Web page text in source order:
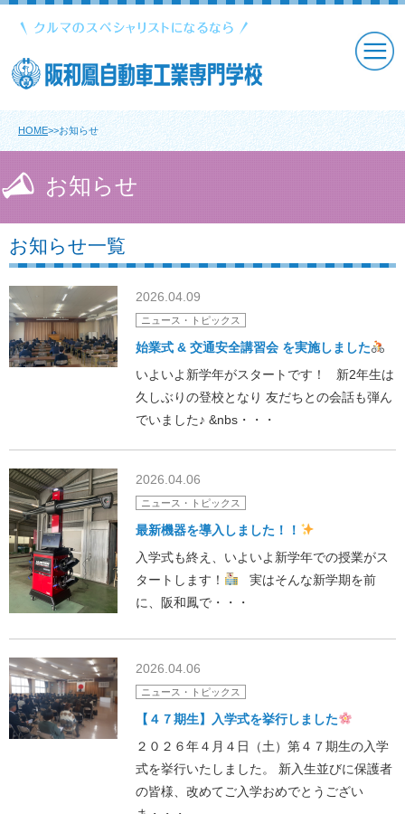
HOME>>お知らせ
お知らせ
お知らせ一覧
2026.04.09
ニュース・トピックス
始業式 & 交通安全講習会 を実施しました
いよいよ新学年がスタートです！ 新2年生は
久しぶりの登校となり 友だちとの会話も弾ん
でいました♪ &nbs・・・
2026.04.06
ニュース・トピックス
最新機器を導入しました！！
入学式も終え、いよいよ新学年での授業がス
タートします！
実はそんな新学期を前
に、阪和鳳で・・・
2026.04.06
ニュース・トピックス
【４７期生】入学式を挙行しました
２０２６年４月４日（土）第４７期生の入学
式を挙行いたしました。 新入生並びに保護者
の皆様、改めてご入学おめでとうござい